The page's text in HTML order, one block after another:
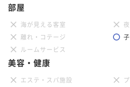
部屋
海が見える客室
離れ・コテージ
ルームサービス
美容・健康
エステ・スパ施設